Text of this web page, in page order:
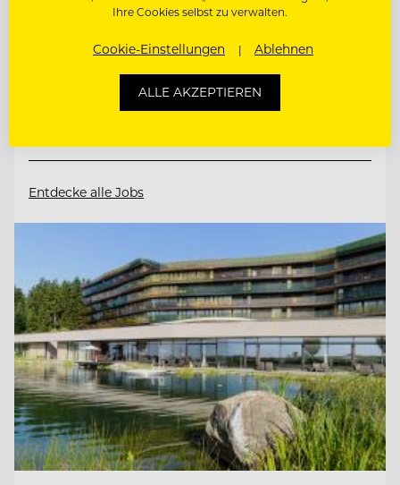
RANG/RESTAURANTFACHMANN/FRAU
Entdecke alle Jobs
Ihre Cookies selbst zu verwalten.
Cookie-Einstellungen Ablehnen
ALLE AKZEPTIEREN